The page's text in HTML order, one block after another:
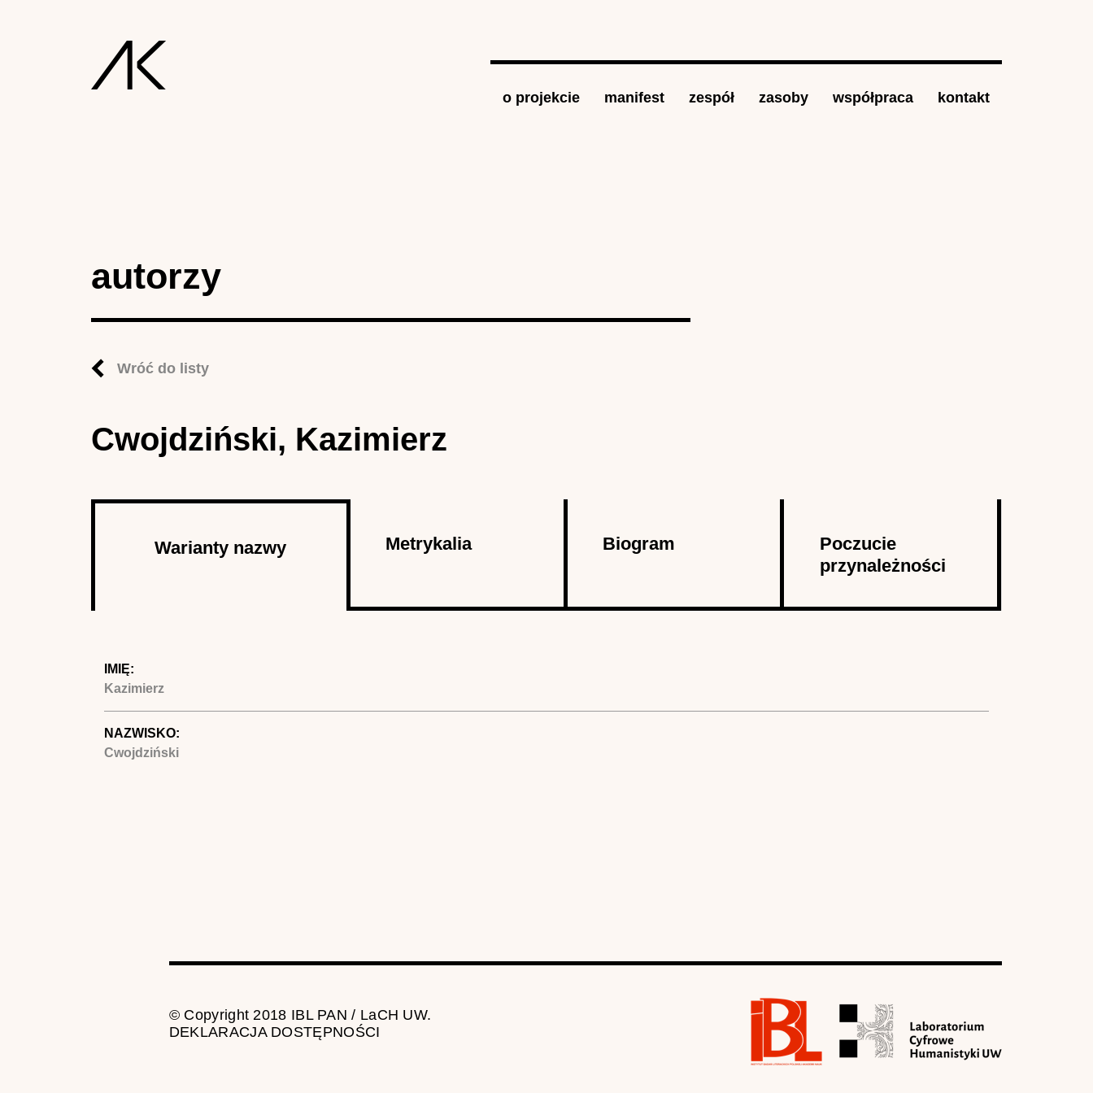
o projekcie manifest zespół zasoby współpraca kontakt
autorzy
Wróć do listy
Cwojdziński, Kazimierz
AutorWarianty nazwy Metrykalia Biogram
Poczucie
przynależności
IMIĘ:
Kazimierz
NAZWISKO:
Cwojdziński
© Copyright 2018 IBL PAN / LaCH UW.
DEKLARACJA DOSTĘPNOŚCI